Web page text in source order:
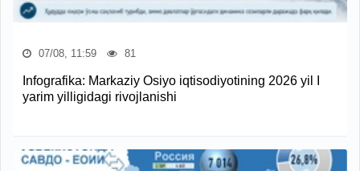
07/08, 11:59 81
Infografika: Markaziy Osiyo iqtisodiyotining 2026 yil I
yarim yilligidagi rivojlanishi